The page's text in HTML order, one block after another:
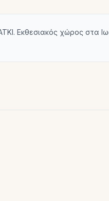
Εκθεσιακός χώρος στα